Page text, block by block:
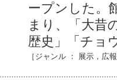
ープンした。
まり、「大昔
歴史」「チョ
［ジャンル ： 展示 ， 広報